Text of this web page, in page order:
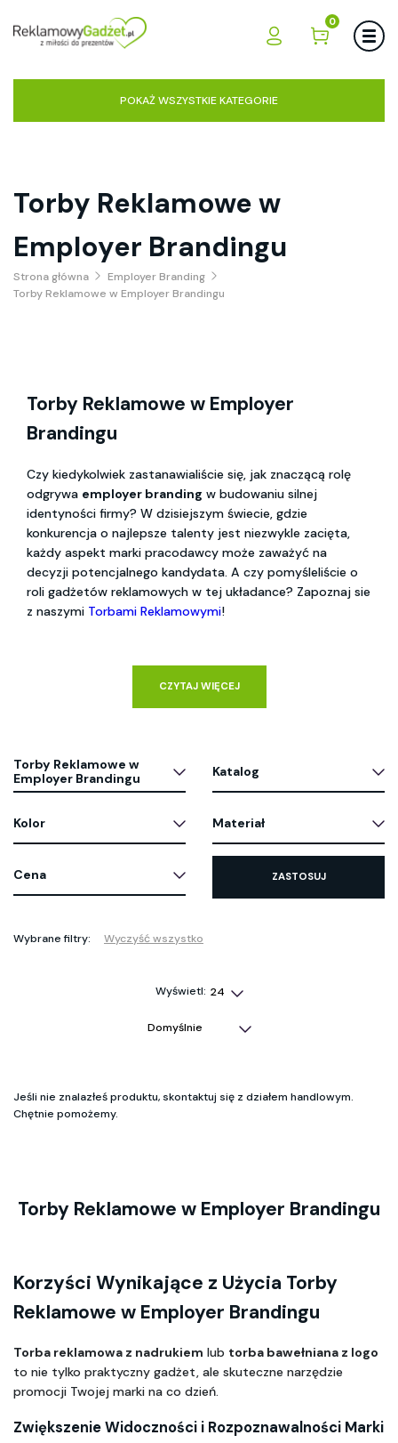
0
POKAŻ WSZYSTKIE KATEGORIE
Torby Reklamowe w
Employer Brandingu
Strona główna
Employer Branding
Torby Reklamowe w Employer Brandingu
Torby Reklamowe w Employer
Brandingu
Czy kiedykolwiek zastanawialiście się, jak znaczącą rolę
odgrywa employer branding w budowaniu silnej
identyności firmy? W dzisiejszym świecie, gdzie
konkurencja o najlepsze talenty jest niezwykle zacięta,
każdy aspekt marki pracodawcy może zaważyć na
decyzji potencjalnego kandydata. A czy pomyśleliście o
roli gadżetów reklamowych w tej układance? Zapoznaj sie
z naszymi Torbami Reklamowymi!
CZYTAJ WIĘCEJ
Torby Reklamowe w
Employer Brandingu
Katalog
Kolor Materiał
Cena ZASTOSUJ
Wybrane filtry: Wyczyść wszystko
Wyświetl:
Jeśli nie znalazłeś produktu, skontaktuj się z działem handlowym.
Chętnie pomożemy.
Torby Reklamowe w Employer Brandingu
Korzyści Wynikające z Użycia Torby
Reklamowe w Employer Brandingu
Torba reklamowa z nadrukiem lub torba bawełniana z logo
to nie tylko praktyczny gadżet, ale skuteczne narzędzie
promocji Twojej marki na co dzień.
Zwiększenie Widoczności i Rozpoznawalności Marki